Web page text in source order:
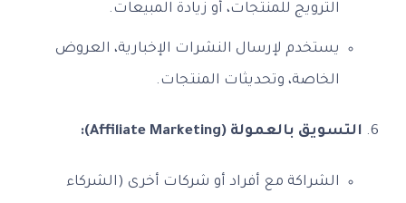
الترويج للمنتجات، أو زيادة المبيعات.
يستخدم لإرسال النشرات الإخبارية، العروض
الخاصة، وتحديثات المنتجات.
التسويق بالعمولة (Affiliate Marketing):
الشراكة مع أفراد أو شركات أخرى (الشركاء